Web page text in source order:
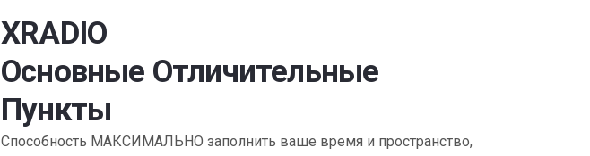
XRADIO
Основные Отличительные
Пункты
Способность МАКСИМАЛЬНО заполнить ваше время и пространство,